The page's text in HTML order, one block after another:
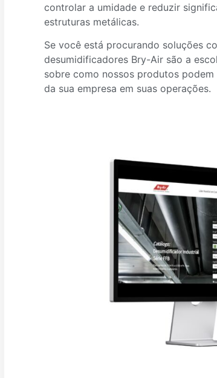
controlar a umidade e reduzir
estruturas metálicas.
Se você está procurando soluções
desumidificadores Bry-Air são a
sobre como nossos produtos
da sua empresa em suas operações.